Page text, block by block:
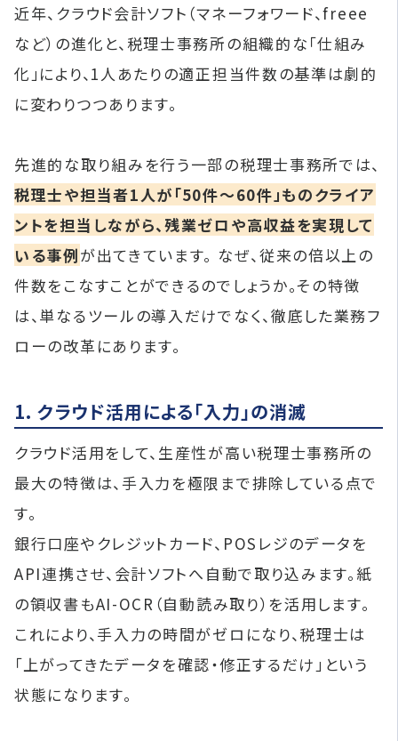
近年、クラウド会計ソフト（マネーフォワード、freee
など）の進化と、税理士事務所の組織的な「仕組み
化」により、1人あたりの適正担当件数の基準は劇的
に変わりつつあります。
先進的な取り組みを行う一部の税理士事務所では、
税理士や担当者1人が「50件〜60件」ものクライア
ントを担当しながら、残業ゼロや高収益を実現して
いる事例が出てきています。 なぜ、従来の倍以上の
件数をこなすことができるのでしょうか。その特徴
は、単なるツールの導入だけでなく、徹底した業務フ
ローの改革にあります。
1. クラウド活用による「入力」の消滅
クラウド活用をして、生産性が高い税理士事務所の
最大の特徴は、手入力を極限まで排除している点で
す。
銀行口座やクレジットカード、POSレジのデータを
API連携させ、会計ソフトへ自動で取り込みます。紙
の領収書もAI-OCR（自動読み取り）を活用します。
これにより、手入力の時間がゼロになり、税理士は
「上がってきたデータを確認・修正するだけ」という
状態になります。